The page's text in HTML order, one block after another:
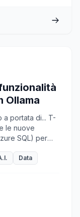
riutilizzabili,
Ollama
a portata di... T-
le nuove
SQL) per
fornire
su VM che
Data